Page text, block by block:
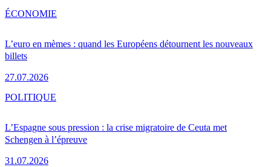
L’euro en mèmes : quand les Européens détournent les nouveaux
billets
27.07.2026
ÉCONOMIE
L’Espagne sous pression : la crise migratoire de Ceuta met
Schengen à l’épreuve
31.07.2026
POLITIQUE